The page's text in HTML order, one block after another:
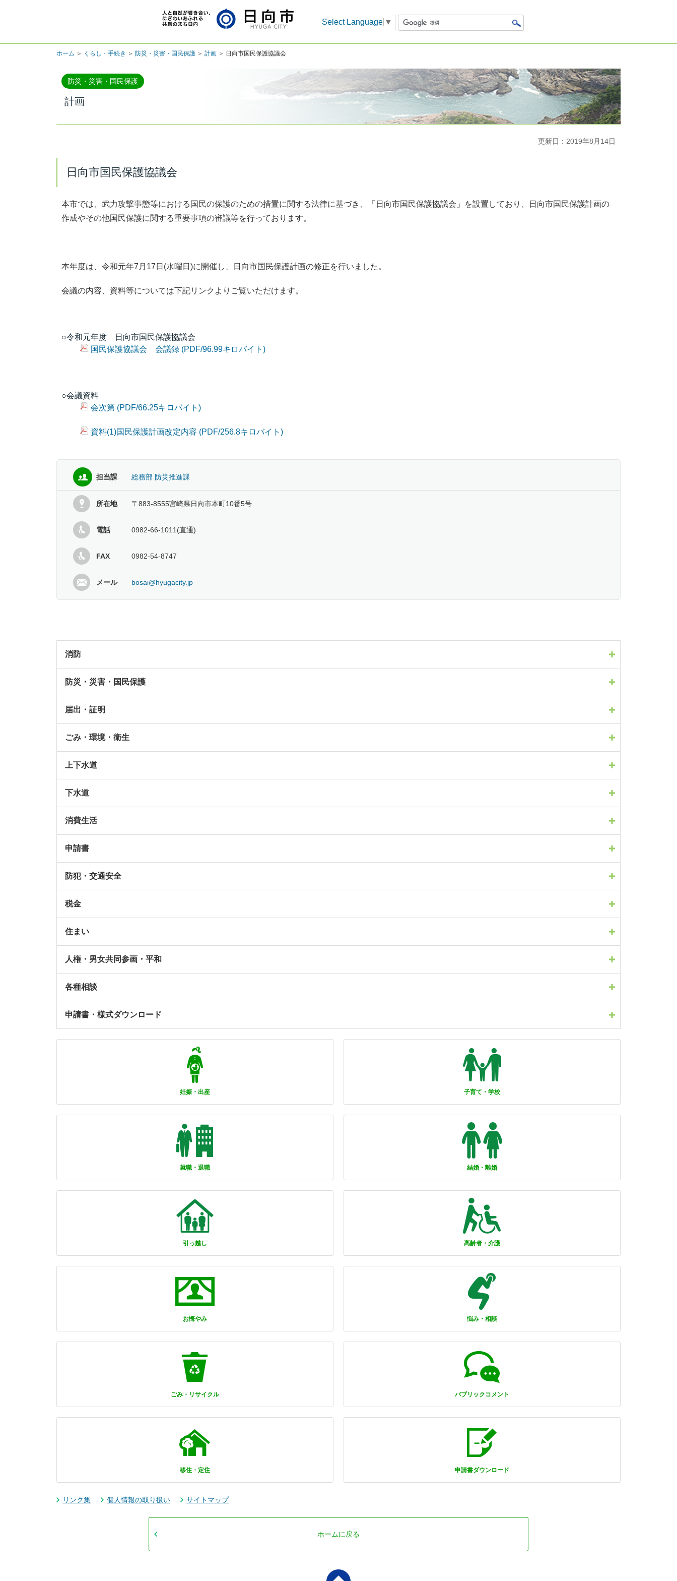
Select Language ▼
ホーム ＞ くらし・手続き ＞ 防災・災害・国民保護 ＞ 計画 ＞ 日向市国民保護協議会
防災・災害・国民保護
計画
更新日：2019年8月14日
日向市国民保護協議会
本市では、武力攻撃事態等における国民の保護のための措置に関する法律に基づき、「日向市国民保護協議会」を設置しており、日向市国民保護計画の
作成やその他国民保護に関する重要事項の審議等を行っております。
本年度は、令和元年7月17日(水曜日)に開催し、日向市国民保護計画の修正を行いました。
会議の内容、資料等については下記リンクよりご覧いただけます。
○令和元年度 日向市国民保護協議会
国民保護協議会 会議録 (PDF/96.99キロバイト)
○会議資料
会次第 (PDF/66.25キロバイト)
資料(1)国民保護計画改定内容 (PDF/256.8キロバイト)
担当課 総務部 防災推進課
所在地 〒883-8555宮崎県日向市本町10番5号
電話 0982-66-1011(直通)
FAX 0982-54-8747
メール bosai@hyugacity.jp
消防
防災・災害・国民保護
届出・証明
ごみ・環境・衛生
上下水道
下水道
消費生活
申請書
防犯・交通安全
税金
住まい
人権・男女共同参画・平和
各種相談
申請書・様式ダウンロード
妊娠・出産 子育て・学校
就職・退職 結婚・離婚
引っ越し 高齢者・介護
お悔やみ 悩み・相談
ごみ・リサイクル パブリックコメント
移住・定住 申請書ダウンロード
リンク集 個人情報の取り扱い サイトマップ
ホームに戻る